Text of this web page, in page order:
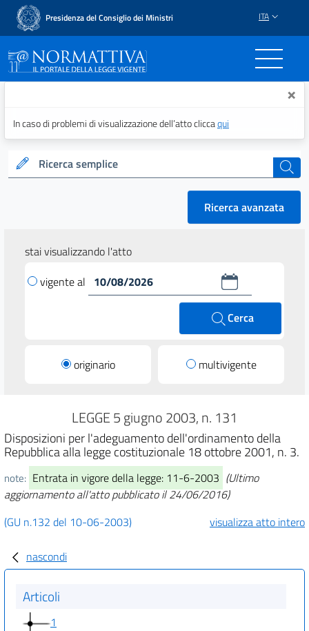
Presidenza del Consiglio dei Ministri ITA
Normattiva - Il portale ×
In caso di problemi di visualizzazione dell’atto cliccaqui
Ricerca semplice cerca
Ricerca avanzata
stai visualizzando l'atto
vigente al
Cerca
originario multivigente
LEGGE 5 giugno 2003, n. 131
Disposizioni per l'adeguamento dell'ordinamento della
Repubblica alla legge costituzionale 18 ottobre 2001, n. 3.
note: Entrata in vigore della legge: 11-6-2003 (Ultimo
aggiornamento all'atto pubblicato il 24/06/2016)
(GU n.132 del 10-06-2003)
visualizza atto intero
nascondi
Articoli
1